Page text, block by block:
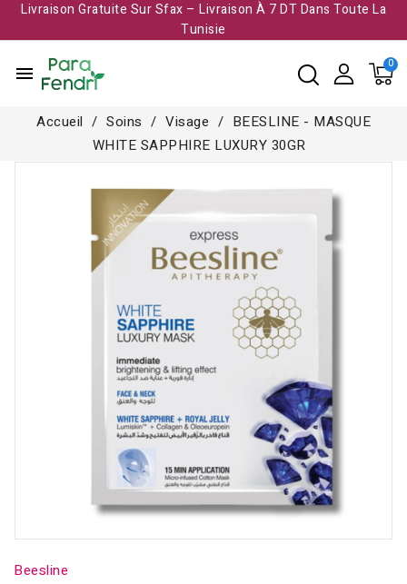
Livraison Gratuite Sur Sfax – Livraison À 7 DT Dans Toute La
Tunisie​
menu
Accueil Soins Visage
BEESLINE - MASQUE
WHITE SAPPHIRE LUXURY 30GR
Beesline